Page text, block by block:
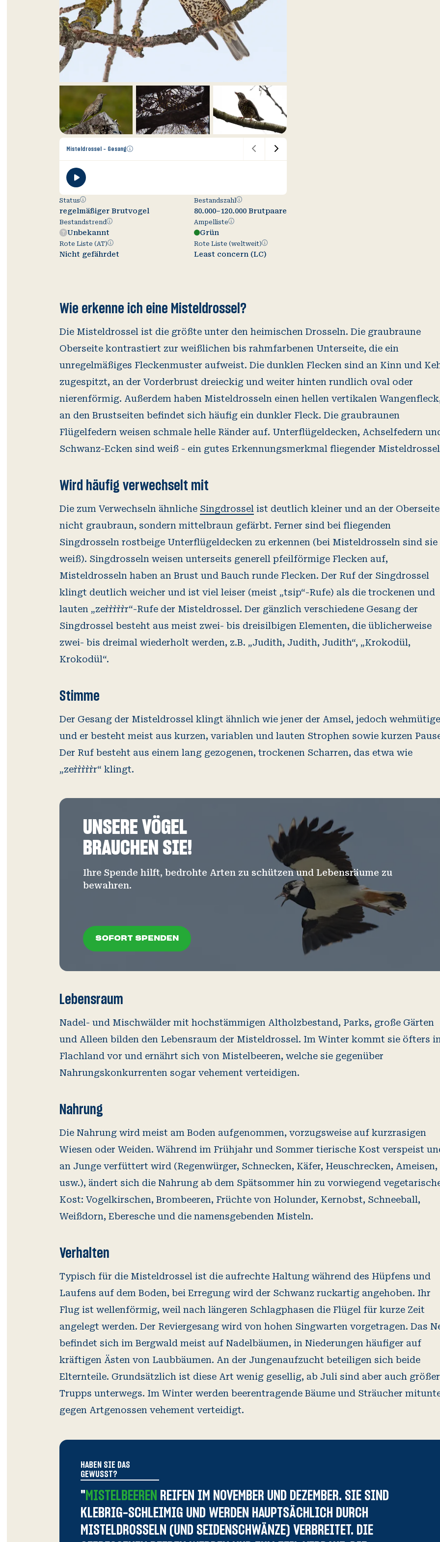
Misteldrossel - GesangZusätzliche
StatusStatus
regelmäßiger Brutvogel
BestandstrendBestandstrend
Unbekannt
Rote Liste (AT)Rote
Liste
(AT)
Nicht gefährdet
BestandszahlBestandszahl
80.000–120.000 Brutpaare
AmpellisteAmpelliste
Grün
Rote Liste (weltweit)Rote
Liste
(weltweit)
Least concern (LC)
Wie erkenne ich eine Misteldrossel?
Die Misteldrossel ist die größte unter den heimischen Drosseln. Die graubraune
Oberseite kontrastiert zur weißlichen bis rahmfarbenen Unterseite, die ein
unregelmäßiges Fleckenmuster aufweist. Die dunklen Flecken sind an Kinn und
zugespitzt, an der Vorderbrust dreieckig und weiter hinten rundlich oval oder
nierenförmig. Außerdem haben Misteldrosseln einen hellen vertikalen
an den Brustseiten befindet sich häufig ein dunkler Fleck. Die graubraunen
Flügelfedern weisen schmale helle Ränder auf. Unterflügeldecken, Achselfedern
Schwanz-Ecken sind weiß - ein gutes Erkennungsmerkmal fliegender
Wird häufig verwechselt mit
Die zum Verwechseln ähnliche Singdrossel ist deutlich kleiner und an der Oberseite
nicht graubraun, sondern mittelbraun gefärbt. Ferner sind bei fliegenden
Singdrosseln rostbeige Unterflügeldecken zu erkennen (bei Misteldrosseln sind sie
weiß). Singdrosseln weisen unterseits generell pfeilförmige Flecken auf,
Misteldrosseln haben an Brust und Bauch runde Flecken. Der Ruf der Singdrossel
klingt deutlich weicher und ist viel leiser (meist „tsip“-Rufe) als die trockenen und
lauten „zer`r`r`r`r`r“-Rufe der Misteldrossel. Der gänzlich verschiedene Gesang der
Singdrossel besteht aus meist zwei- bis dreisilbigen Elementen, die üblicherweise
zwei- bis dreimal wiederholt werden, z.B. „Judith, Judith, Judith“, „Krokodül,
Krokodül“.
Stimme
Der Gesang der Misteldrossel klingt ähnlich wie jener der Amsel, jedoch
und er besteht meist aus kurzen, variablen und lauten Strophen sowie kurzen
Der Ruf besteht aus einem lang gezogenen, trockenen Scharren, das etwa wie
„zer`r`r`r`r`r“ klingt.
UNSERE VÖGEL
BRAUCHEN SIE!
Ihre Spende hilft, bedrohte Arten zu schützen und Lebensräume zu
bewahren.
SOFORT SPENDEN
Lebensraum
Nadel- und Mischwälder mit hochstämmigen Altholzbestand, Parks, große Gärten
und Alleen bilden den Lebensraum der Misteldrossel. Im Winter kommt sie öfters
Flachland vor und ernährt sich von Mistelbeeren, welche sie gegenüber
Nahrungskonkurrenten sogar vehement verteidigen.
Nahrung
Die Nahrung wird meist am Boden aufgenommen, vorzugsweise auf kurzrasigen
Wiesen oder Weiden. Während im Frühjahr und Sommer tierische Kost verspeist
an Junge verfüttert wird (Regenwürger, Schnecken, Käfer, Heuschrecken, Ameisen,
usw.), ändert sich die Nahrung ab dem Spätsommer hin zu vorwiegend
Kost: Vogelkirschen, Brombeeren, Früchte von Holunder, Kernobst, Schneeball,
Weißdorn, Eberesche und die namensgebenden Misteln.
Verhalten
Typisch für die Misteldrossel ist die aufrechte Haltung während des Hüpfens und
Laufens auf dem Boden, bei Erregung wird der Schwanz ruckartig angehoben. Ihr
Flug ist wellenförmig, weil nach längeren Schlagphasen die Flügel für kurze Zeit
angelegt werden. Der Reviergesang wird von hohen Singwarten vorgetragen. Das
befindet sich im Bergwald meist auf Nadelbäumen, in Niederungen häufiger auf
kräftigen Ästen von Laubbäumen. An der Jungenaufzucht beteiligen sich beide
Elternteile. Grundsätzlich ist diese Art wenig gesellig, ab Juli sind aber auch
Trupps unterwegs. Im Winter werden beerentragende Bäume und Sträucher
gegen Artgenossen vehement verteidigt.
HABEN SIE DAS
GEWUSST?
"MISTELBEEREN REIFEN IM NOVEMBER UND DEZEMBER. SIE SIND
KLEBRIG-SCHLEIMIG UND WERDEN HAUPTSÄCHLICH DURCH
MISTELDROSSELN (UND SEIDENSCHWÄNZE) VERBREITET. DIE